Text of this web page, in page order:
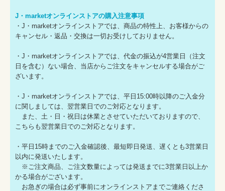
J・marketオンラインストアの購入注意事項
・J・marketオンラインストアでは、商品の特性上、お客様からの
キャンセル・返品・交換は一切お受けしておりません。
・J・marketオンラインストアでは、代金の振込が4営業日（注文
日を含む）ない場合、当店からご注文をキャンセルする場合がご
ざいます。
・J・marketオンラインストアでは、平日15:00時以降のご入金分
に関しましては、翌営業日でのご対応となります。
また、土・日・祝日は休業とさせていただいておりますので、
こちらも翌営業日でのご対応となります。
・平日15時までのご入金確認後、最短即日発送、遅くとも3営業日
以内に発送いたします。
※ご注文商品、ご注文数量によっては発送までに3営業日以上か
かる場合がございます。
お急ぎの場合は必ず事前にオンラインストアまでご連絡くださ